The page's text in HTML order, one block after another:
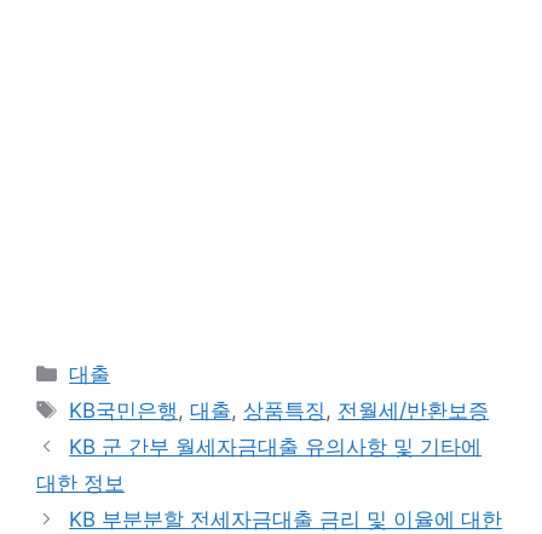
카
테
리
대출
태
그
KB국민은행 ,대출, 상품특징 , 전월세/반환보증
KB 군 간부 월세자금대출 유의사항 및 기타에
대한 정보
KB 부분분할 전세자금대출 금리 및 이율에 대한